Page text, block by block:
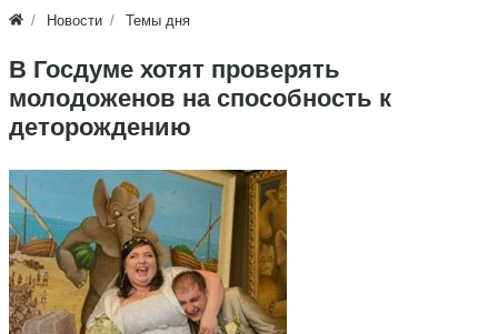
Новости Темы дня
В Госдуме хотят проверять
молодоженов на способность к
деторождению